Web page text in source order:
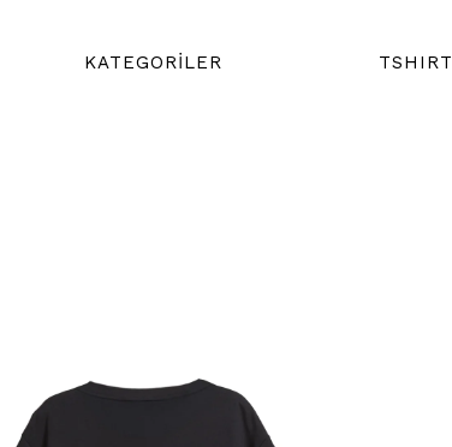
KATEGORİLER TSHIRT